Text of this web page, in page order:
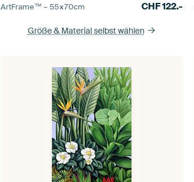
ArtFrame™ –55×70cm CHF122.-
Größe & Material selbst wählen